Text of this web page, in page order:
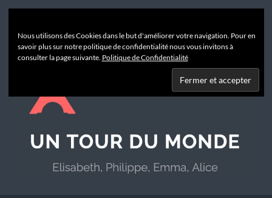
Nous utilisons des Cookies dans le but d'améliorer votre navigation. Pour en
savoir plus sur notre politique de confidentialité nous vous invitons à
consulter la page suivante. Politique de Confidentialité